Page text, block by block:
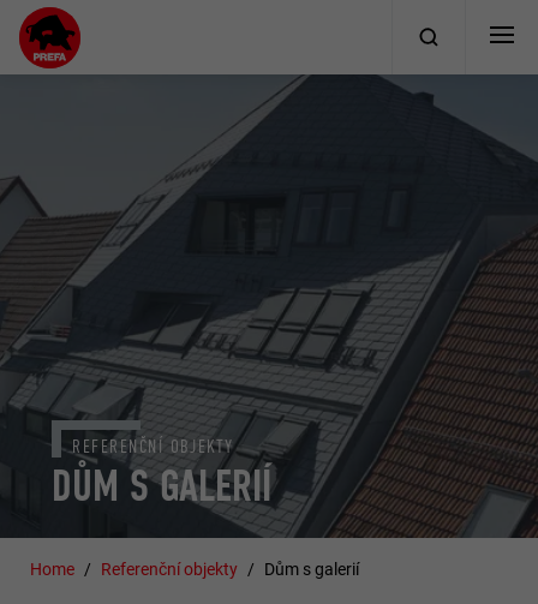
DŮM S GALERIÍ
REFERENČNÍ OBJEKTY
Home Referenční objekty Dům s galerií